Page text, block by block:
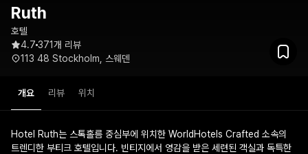
Ruth
호텔
4.7 371개 리뷰
113 48 Stockholm, 스웨덴
개요 리뷰 위치
Hotel Ruth는 스톡홀름 중심부에 위치한 WorldHotels Crafted 소속의
트렌디한 부티크 호텔입니다. 빈티지에서 영감을 받은 세련된 객실과 독특한